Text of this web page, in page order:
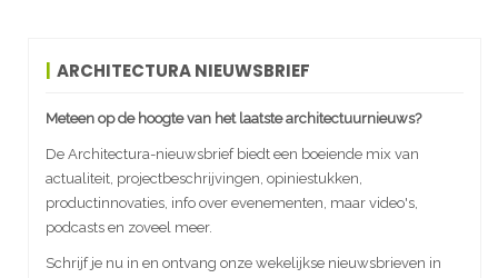
ARCHITECTURA NIEUWSBRIEF
Meteen op de hoogte van het laatste architectuurnieuws?
De Architectura-nieuwsbrief biedt een boeiende mix van
actualiteit, projectbeschrijvingen, opiniestukken,
productinnovaties, info over evenementen, maar video's,
podcasts en zoveel meer.
Schrijf je nu in en ontvang onze wekelijkse nieuwsbrieven in